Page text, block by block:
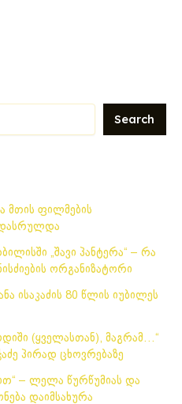
Search
მთის ფილმების
„შავი პანტერა“ – რა
ორგანიზატორი
ისაკაძის 80 წლის იუბილეს
(ყველასთან), მაგრამ…“
პირად ცხოვრებაზე
– ლელა წურწუმიას და
დაიმსახურა